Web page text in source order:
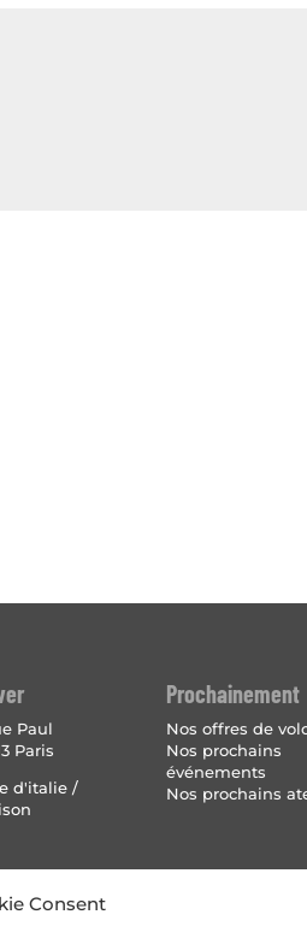
Consent
Paul
Paris
d'italie /
Prochainement
Nos offres de
Nos prochains
événements
Nos prochains